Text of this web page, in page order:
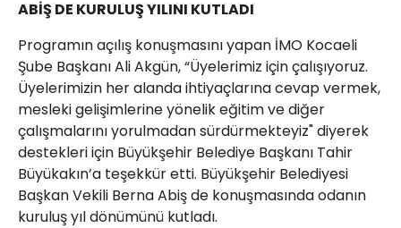
ABİŞ DE KURULUŞ YILINI KUTLADI
Programın açılış konuşmasını yapan İMO Kocaeli
Şube Başkanı Ali Akgün, “Üyelerimiz için çalışıyoruz.
Üyelerimizin her alanda ihtiyaçlarına cevap vermek,
mesleki gelişimlerine yönelik eğitim ve diğer
çalışmalarını yorulmadan sürdürmekteyiz" diyerek
destekleri için Büyükşehir Belediye Başkanı Tahir
Büyükakın’a teşekkür etti. Büyükşehir Belediyesi
Başkan Vekili Berna Abiş de konuşmasında odanın
kuruluş yıl dönümünü kutladı.